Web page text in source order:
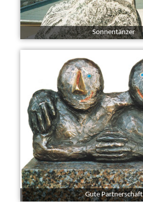
Sonnentänzer
Gute Partnerschaft